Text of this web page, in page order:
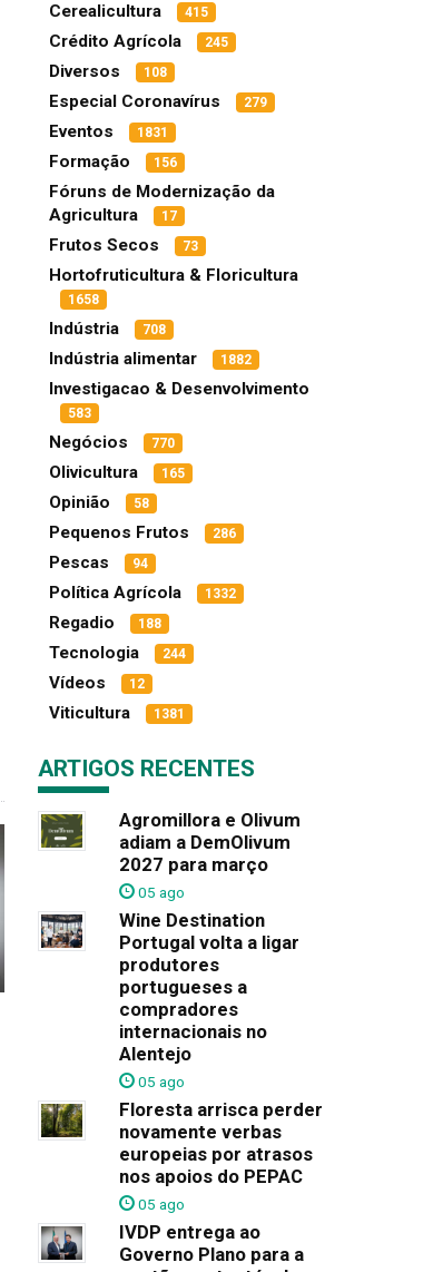
Cerealicultura 415
Crédito Agrícola 245
Diversos 108
Especial Coronavírus 279
Eventos 1831
Formação 156
Fóruns de Modernização da
Agricultura
17
Frutos Secos 73
Hortofruticultura & Floricultura
1658
Indústria 708
Indústria alimentar 1882
Investigacao & Desenvolvimento
583
Negócios 770
Olivicultura 165
Opinião 58
Pequenos Frutos 286
Pescas 94
Política Agrícola 1332
Regadio 188
Tecnologia 244
Vídeos 12
Viticultura 1381
ARTIGOS RECENTES
Agromillora e Olivum
adiam a DemOlivum
2027 para março
05 ago
Wine Destination
Portugal volta a ligar
produtores
portugueses a
compradores
internacionais no
Alentejo
05 ago
Floresta arrisca perder
novamente verbas
europeias por atrasos
nos apoios do PEPAC
05 ago
IVDP entrega ao
Governo Plano para a